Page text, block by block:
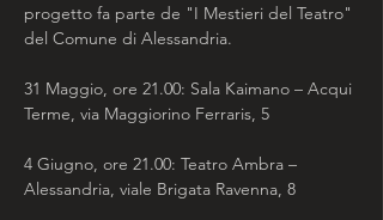
progetto fa parte de "I Mestieri del Teatro"
del Comune di Alessandria.
​31 Maggio, ore 21.00: Sala Kaimano – Acqui
Terme, via Maggiorino Ferraris, 5
​4 Giugno, ore 21.00: Teatro Ambra –
Alessandria, viale Brigata Ravenna, 8